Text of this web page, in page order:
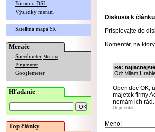
Fórum o DSL
Výsledky meraní
Satelitná mapa SR
Merače
Speedmeter Merania
Pingmeter
Googlemeter
Hľadanie
Top články
Diskusia k
Prispievajte do
Komentár, na
Re:
Od: Viliam
Open doc OK,
majetok firmy
nemám ich rád.
Odpovedať
Meno: